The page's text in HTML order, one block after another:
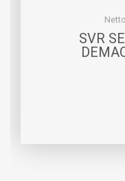
SVR